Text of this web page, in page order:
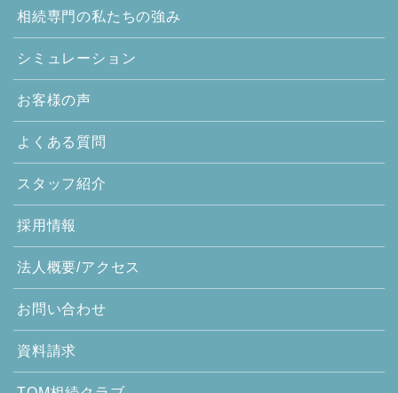
相続専門の私たちの強み
シミュレーション
お客様の声
よくある質問
スタッフ紹介
採用情報
法人概要/アクセス
お問い合わせ
資料請求